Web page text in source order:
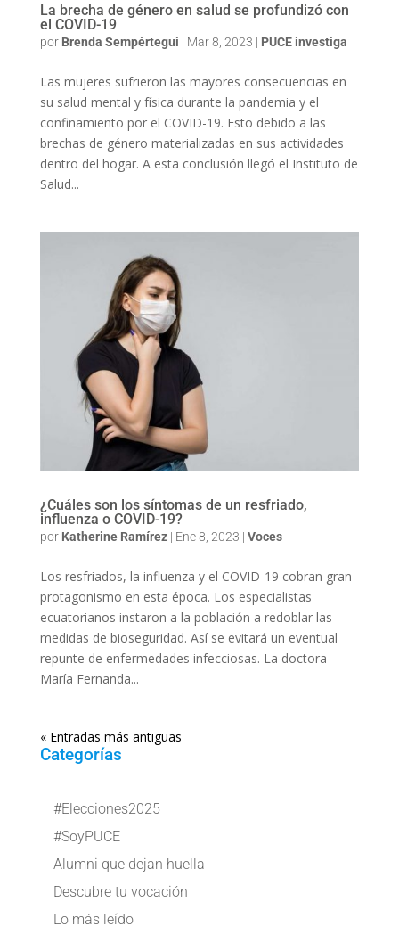
La brecha de género en salud se profundizó con
el COVID-19
por Brenda Sempértegui | Mar 8, 2023 | PUCE investiga
Las mujeres sufrieron las mayores consecuencias en
su salud mental y física durante la pandemia y el
confinamiento por el COVID-19. Esto debido a las
brechas de género materializadas en sus actividades
dentro del hogar. A esta conclusión llegó el Instituto de
Salud...
¿Cuáles son los síntomas de un resfriado,
influenza o COVID-19?
por Katherine Ramírez| Ene 8, 2023 | Voces
Los resfriados, la influenza y el COVID-19 cobran gran
protagonismo en esta época. Los especialistas
ecuatorianos instaron a la población a redoblar las
medidas de bioseguridad. Así se evitará un eventual
repunte de enfermedades infecciosas. La doctora
María Fernanda...
« Entradas más antiguas
Categorías
#Elecciones2025
#SoyPUCE
Alumni que dejan huella
Descubre tu vocación
Lo más leído